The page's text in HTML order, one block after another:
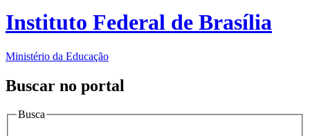
Instituto Federal de Brasília
Ministério da Educação
Buscar no portal
Busca